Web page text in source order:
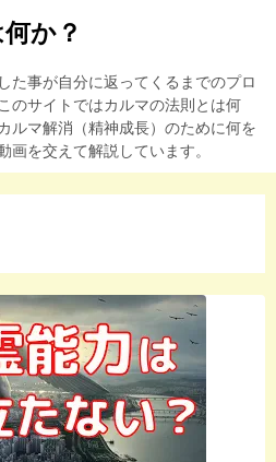
か？
た事が自分に返ってくるまでのプロ
のサイトではカルマの法則とは何
ルマ解消（精神成長）のために何を
を交えて解説しています。